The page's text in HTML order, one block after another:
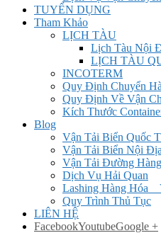
TUYỂN DỤNG
Tham Khảo
LỊCH TÀU
Lịch Tàu Nội
LỊCH TÀU
INCOTERM
Quy Định Chuyển
Quy Định Về Vận
Kích Thước
Blog
Vận Tải Biển Quốc
Vận Tải Biển Nội Địa
Vận Tải Đường
Dịch Vụ Hải Quan
Lashing Hàng Hóa
Quy Trình Thủ Tục
LIÊN HỆ
FacebookYoutubeGoogle +